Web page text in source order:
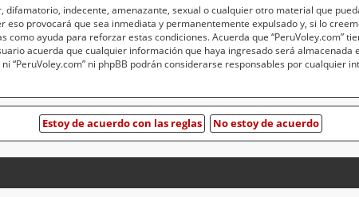
indecente, amenazante, sexual o cualquier otro material que
eso provocará que sea inmediata y permanentemente expulsado y, si lo
como ayuda para reforzar estas condiciones. Acuerda que “PeruVoley.com”
acuerda que cualquier información que haya ingresado será almacenada
ni phpBB podrán considerarse responsables por cualquier